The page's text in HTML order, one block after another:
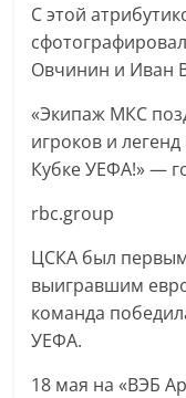
С этой
Овчинин и Иван
«Экипаж МКС
игроков и
Кубке УЕФА!» —
rbc.group
ЦСКА был
выигравшим
команда
УЕФА.
18 мая на «ВЭБ